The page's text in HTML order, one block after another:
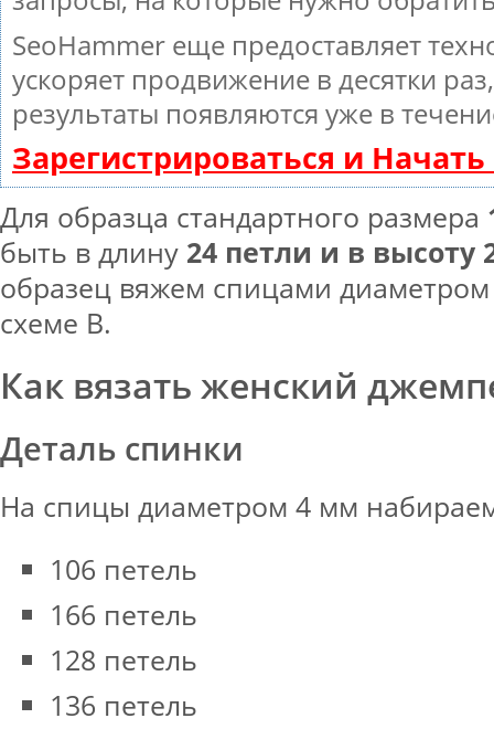
SeoHammer еще предоставляет
ускоряет продвижение в десятки
результаты появляются уже в
Зарегистрироваться и
Для образца стандартного размера
быть в длину 24 петли и в высоту
образец вяжем спицами
схеме В.
Как вязать женский
Деталь спинки
На спицы диаметром 4 мм
106 петель
166 петель
128 петель
136 петель